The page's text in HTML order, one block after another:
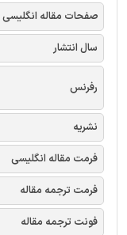
صفحات مقاله انگلیسی
سال انتشار
رفرنس
نشریه
فرمت مقاله انگلیسی
فرمت ترجمه مقاله
فونت ترجمه مقاله